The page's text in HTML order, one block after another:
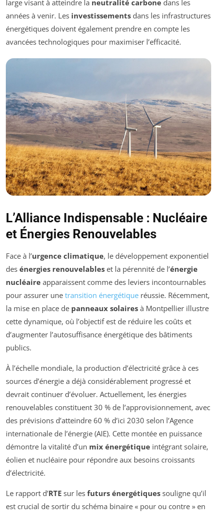
large visant à atteindre la neutralité carbone dans les
années à venir. Les investissements dans les infrastructures
énergétiques doivent également prendre en compte les
avancées technologiques pour maximiser l’efficacité.
L’Alliance Indispensable : Nucléaire
et Énergies Renouvelables
Face à l’urgence climatique, le développement exponentiel
des énergies renouvelables et la pérennité de l’énergie
nucléaire apparaissent comme des leviers incontournables
pour assurer une transition énergétique réussie. Récemment,
la mise en place de panneaux solaires à Montpellier illustre
cette dynamique, où l’objectif est de réduire les coûts et
d’augmenter l’autosuffisance énergétique des bâtiments
publics.
À l’échelle mondiale, la production d’électricité grâce à ces
sources d’énergie a déjà considérablement progressé et
devrait continuer d’évoluer. Actuellement, les énergies
renouvelables constituent 30 % de l’approvisionnement, avec
des prévisions d’atteindre 60 % d’ici 2030 selon l’Agence
internationale de l’énergie (AIE). Cette montée en puissance
démontre la vitalité d’un mix énergétique intégrant solaire,
éolien et nucléaire pour répondre aux besoins croissants
d’électricité.
Le rapport d’RTE sur les futurs énergétiques souligne qu’il
est crucial de sortir du schéma binaire « pour ou contre » en